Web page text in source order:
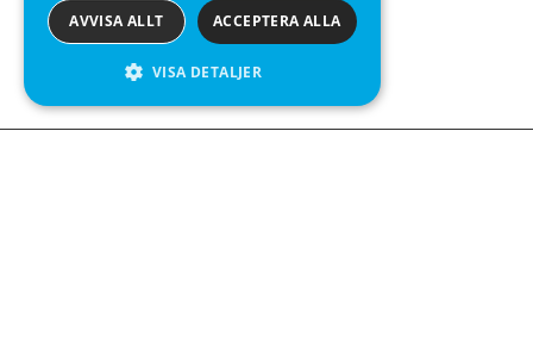
ACCEPTERA ALLA
AVVISA ALLT
VISA DETALJER